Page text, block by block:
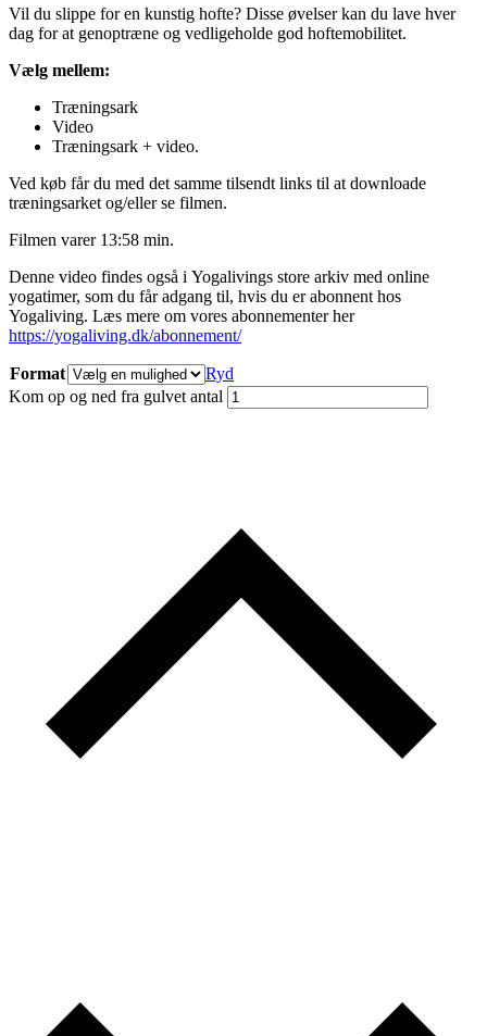
Vil du slippe for en kunstig hofte? Disse øvelser kan du lave hver
dag for at genoptræne og vedligeholde god hoftemobilitet.
Vælg mellem:
Træningsark
Video
Træningsark + video.
Ved køb får du med det samme tilsendt links til at downloade
træningsarket og/eller se filmen.
Filmen varer 13:58 min.
Denne video findes også i Yogalivings store arkiv med online
yogatimer, som du får adgang til, hvis du er abonnent hos
Yogaliving. Læs mere om vores abonnementer her
https://yogaliving.dk/abonnement/
Format
Ryd
Kom op og ned fra gulvet antal